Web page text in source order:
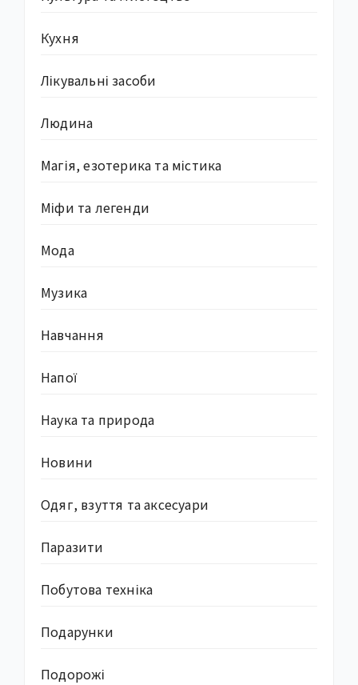
Кухня
Лікувальні засоби
Людина
Магія, езотерика та містика
Міфи та легенди
Мода
Музика
Навчання
Напої
Наука та природа
Новини
Одяг, взуття та аксесуари
Паразити
Побутова техніка
Подарунки
Подорожі